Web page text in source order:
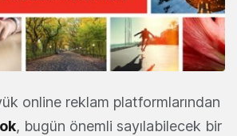
online reklam platformlarından
, bugün önemli sayılabilecek bir